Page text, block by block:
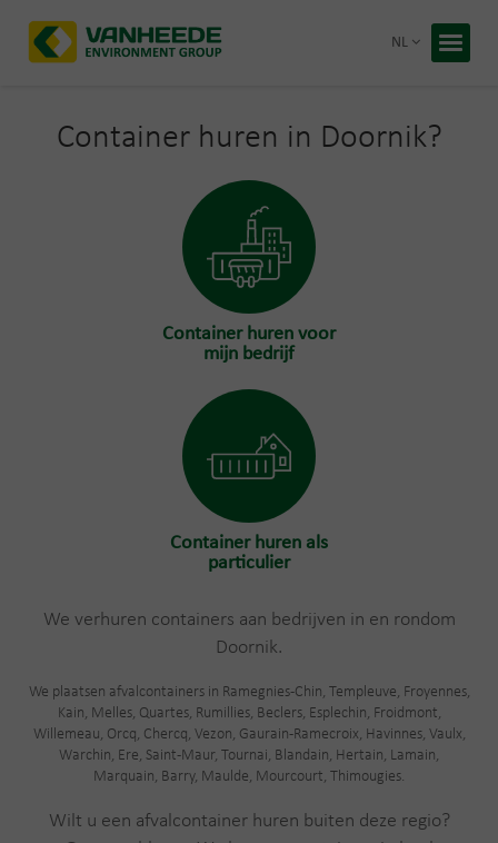
Terug
NL
Container huren in Doornik?
Container huren voor
mijn bedrijf
Container huren als
particulier
We verhuren containers aan bedrijven in en rondom
Doornik.
We plaatsen afvalcontainers in Ramegnies-Chin, Templeuve, Froyennes,
Kain, Melles, Quartes, Rumillies, Beclers, Esplechin, Froidmont,
Willemeau, Orcq, Chercq, Vezon, Gaurain-Ramecroix, Havinnes, Vaulx,
Warchin, Ere, Saint-Maur, Tournai, Blandain, Hertain, Lamain,
Marquain, Barry, Maulde, Mourcourt, Thimougies.
Wilt u een afvalcontainer huren buiten deze regio?